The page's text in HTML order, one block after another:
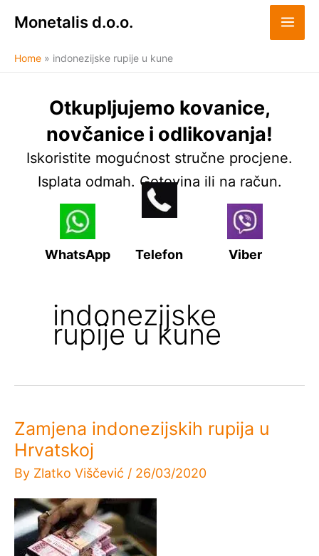
Monetalis d.o.o.
Home indonezijske rupije u kune
Otkupljujemo kovanice,
novčanice i odlikovanja!
Iskoristite mogućnost stručne procjene.
Isplata odmah. Gotovina ili na račun.
WhatsApp Viber
Telefon
indonezijske
rupije u kune
Zamjena indonezijskih rupija u
Hrvatskoj
By Zlatko Viščević / 26/03/2020